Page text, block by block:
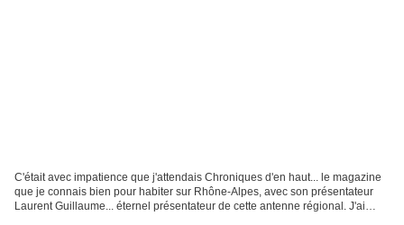
C'était avec impatience que j'attendais Chroniques d'en haut... le magazine
que je connais bien pour habiter sur Rhône-Alpes, avec son présentateur
Laurent Guillaume... éternel présentateur de cette antenne régional. J'ai